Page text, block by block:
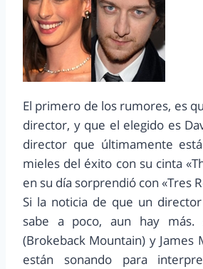
El primero de los rumores, es
director, y que el elegido es
director que últimamente
mieles del éxito con su cinta
en su día sorprendió con «Tres
Si la noticia de que un
sabe a poco, aun hay más.
(Brokeback Mountain) y James
están sonando para